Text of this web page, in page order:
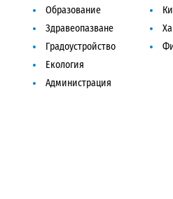
Образование
Здравеопазване
Градоустройство
Екология
Администрация